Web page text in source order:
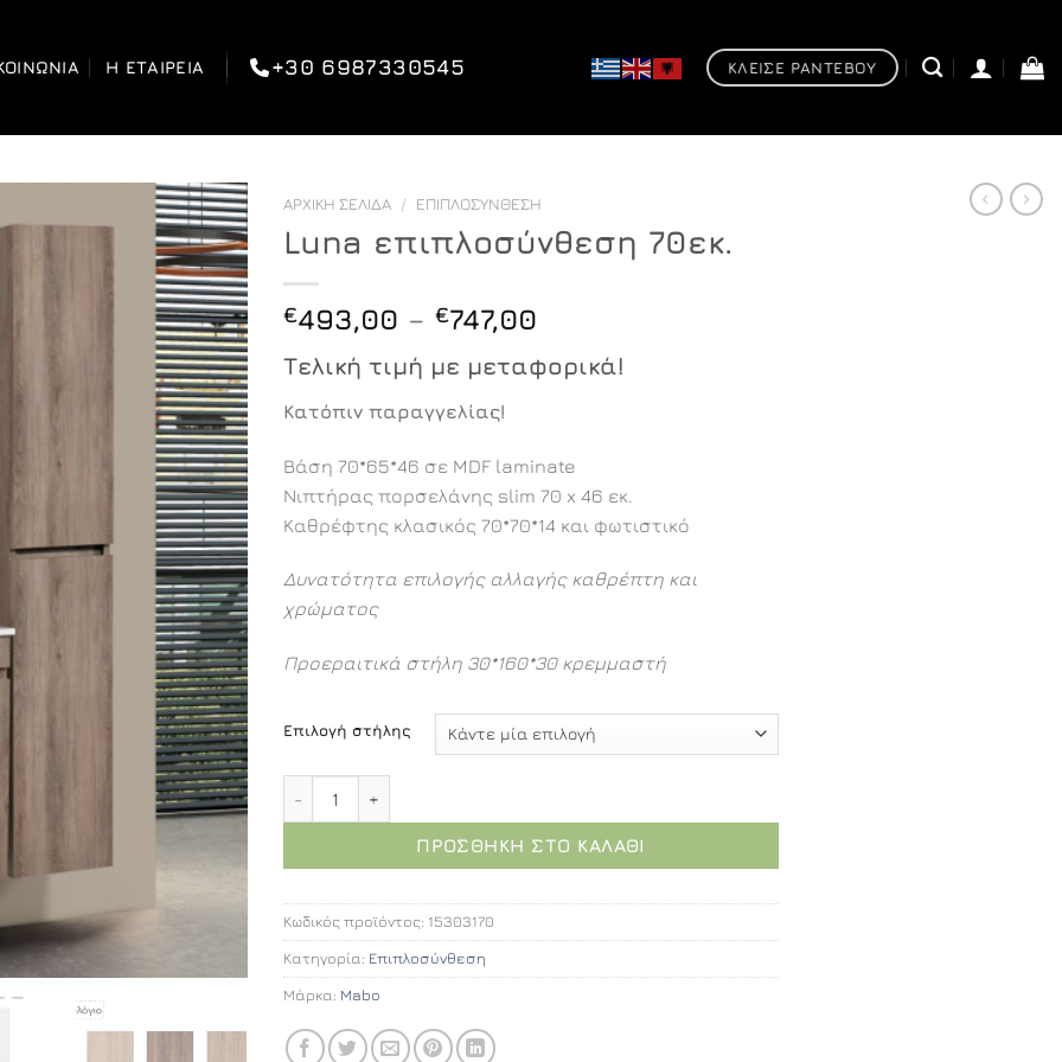
Η ΕΤΑΙΡΕΊΑ +30 6987330545 ΚΛΕΙΣΕ ΡΑΝΤΕΒΟΥ
ΑΡΧΙΚΉ ΣΕΛΊΔΑ / ΕΠΙΠΛΟΣΎΝΘΕΣΗ
Luna επιπλοσύνθεση 70εκ.
€493,00 – €747,00
€493,00
Τελική τιμή με μεταφορικά!
Κατόπιν παραγγελίας!
Βάση 70*65*46 σε MDF laminate
Νιπτήρας πορσελάνης slim 70 x 46 εκ.
Καθρέφτης κλασικός 70*70*14 και φωτιστικό
Δυνατότητα επιλογής αλλαγής καθρέπτη και
χρώματος
Προεραιτικά στήλη 30*160*30 κρεμμαστή
Επιλογή στήλης
ΠΡΟΣΘΉΚΗ ΣΤΟ ΚΑΛΆΘΙ
Κωδικός προϊόντος: 15303170
Κατηγορία: Επιπλοσύνθεση
Μάρκα: Mabo